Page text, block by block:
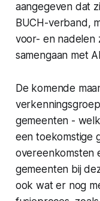
aangegeven dat
BUCH-verband,
voor- en nadelen
samengaan met
De komende
gemeenten -
een toekomstige
overeenkomsten
gemeenten bij
ook wat er nog